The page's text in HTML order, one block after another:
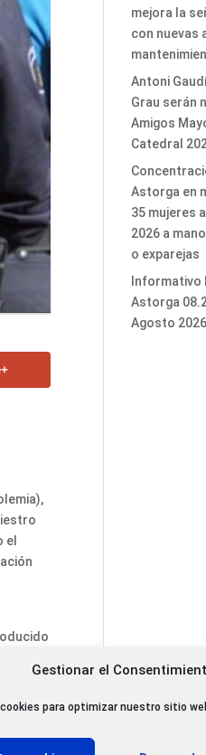
Gestionar el
para optimizar nuestro sitio
el
mejora la
con nuevas
Antoni
Grau serán
Amigos
Catedral
Astorga en
35 mujeres
2026 a
o exparejas
Informativo
Astorga
Agosto 2026
11.000 oyentes diarios